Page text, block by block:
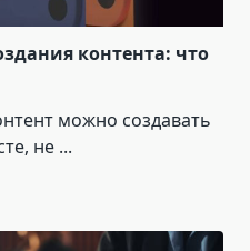
контента: что
можно создавать
не ...